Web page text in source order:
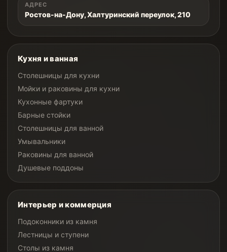
АДРЕС
Ростов-на-Дону, Халтуринский переулок, 210
Кухня и ванная
Столешницы для кухни
Мойки и раковины для кухни
Кухонные фартуки
Барные стойки
Столешницы для ванной
Умывальники
Раковины для ванной
Душевые поддоны
Интерьер и коммерция
Подоконники из камня
Лестницы и ступени
Столы из камня